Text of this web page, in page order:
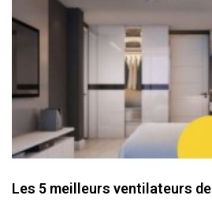
Les 5 meilleurs ventilateurs